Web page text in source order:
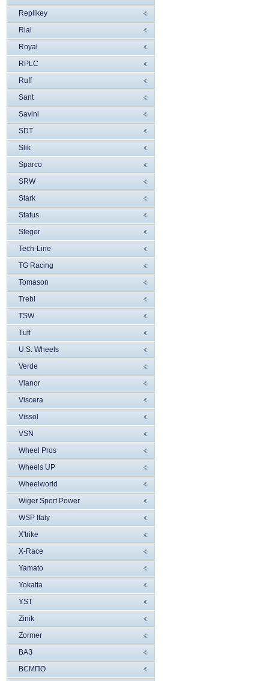
Replikey
Rial
Royal
RPLC
Ruff
Sant
Savini
SDT
Slik
Sparco
SRW
Stark
Status
Steger
Tech-Line
TG Racing
Tomason
Trebl
TSW
Tuff
U.S. Wheels
Verde
Vianor
Viscera
Vissol
VSN
Wheel Pros
Wheels UP
Wheelworld
Wiger Sport Power
WSP Italy
X'trike
X-Race
Yamato
Yokatta
YST
Zinik
Zormer
ВАЗ
ВСМПО